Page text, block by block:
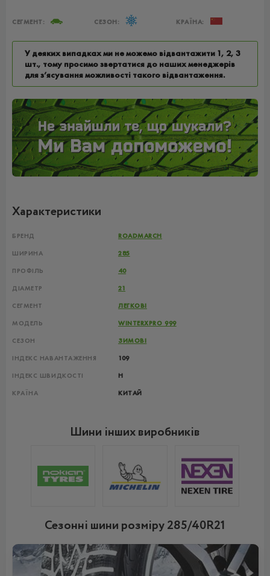
СЕГМЕНТ: СЕЗОН: КРАЇНА:
У деяких випадках ми не можемо відвантажити 1, 2, 3
шт., тому просимо звертатися до наших менеджерів
для з’ясування можливості такого відвантаження.
Характеристики
БРЕНД ROADMARCH
ШИРИНА 285
ПРОФІЛЬ 40
ДІАМЕТР 21
СЕГМЕНТ ЛЕГКОВІ
МОДЕЛЬ WINTERXPRO 999
СЕЗОН ЗИМОВІ
ІНДЕКС НАВАНТАЖЕННЯ 109
ІНДЕКС ШВИДКОСТІ H
КРАЇНА КИТАЙ
Шини інших виробників
Сезонні шини розміру 285/40R21